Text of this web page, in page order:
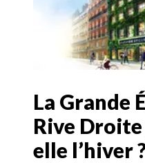
La Grande
Rive
elle l’hiver